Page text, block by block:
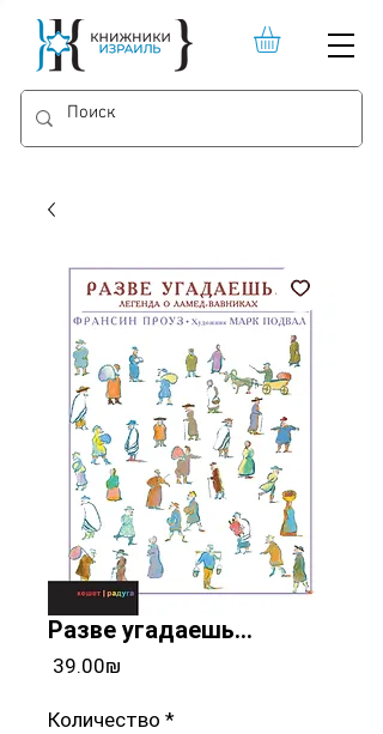
Разве угадаешь...
‏39.00 ‏₪
Количество *